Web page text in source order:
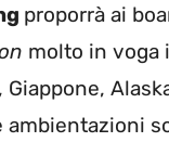
proporrà ai
molto in voga
Giappone,
ambientazioni